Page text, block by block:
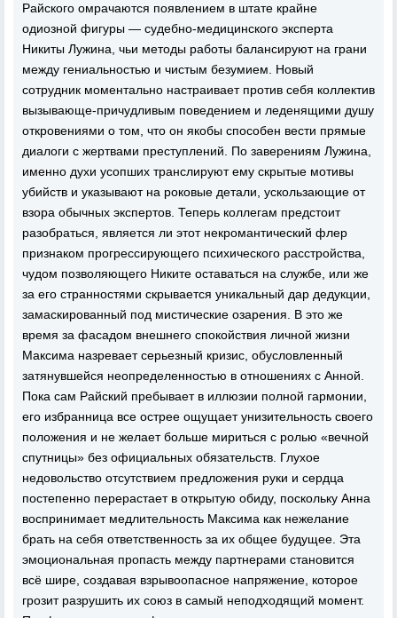
Райского омрачаются появлением в штате крайне
одиозной фигуры — судебно-медицинского эксперта
Никиты Лужина, чьи методы работы балансируют на грани
между гениальностью и чистым безумием. Новый
сотрудник моментально настраивает против себя коллектив
вызывающе-причудливым поведением и леденящими душу
откровениями о том, что он якобы способен вести прямые
диалоги с жертвами преступлений. По заверениям Лужина,
именно духи усопших транслируют ему скрытые мотивы
убийств и указывают на роковые детали, ускользающие от
взора обычных экспертов. Теперь коллегам предстоит
разобраться, является ли этот некромантический флер
признаком прогрессирующего психического расстройства,
чудом позволяющего Никите оставаться на службе, или же
за его странностями скрывается уникальный дар дедукции,
замаскированный под мистические озарения. В это же
время за фасадом внешнего спокойствия личной жизни
Максима назревает серьезный кризис, обусловленный
затянувшейся неопределенностью в отношениях с Анной.
Пока сам Райский пребывает в иллюзии полной гармонии,
его избранница все острее ощущает унизительность своего
положения и не желает больше мириться с ролью «вечной
спутницы» без официальных обязательств. Глухое
недовольство отсутствием предложения руки и сердца
постепенно перерастает в открытую обиду, поскольку Анна
воспринимает медлительность Максима как нежелание
брать на себя ответственность за их общее будущее. Эта
эмоциональная пропасть между партнерами становится
всё шире, создавая взрывоопасное напряжение, которое
грозит разрушить их союз в самый неподходящий момент.